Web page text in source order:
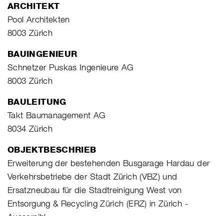
ARCHITEKT
Pool Architekten
8003 Zürich
BAUINGENIEUR
Schnetzer Puskas Ingenieure AG
8003 Zürich
BAULEITUNG
Takt Baumanagement AG
8034 Zürich
OBJEKTBESCHRIEB
Erweiterung der bestehenden Busgarage Hardau der
Verkehrsbetriebe der Stadt Zürich (VBZ) und
Ersatzneubau für die Stadtreinigung West von
Entsorgung & Recycling Zürich (ERZ) in Zürich -